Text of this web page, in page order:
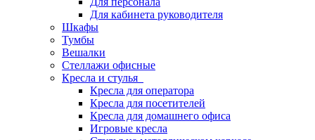
Для кабинета руководителя
Шкафы
Тумбы
Вешалки
Стеллажи офисные
Кресла и стулья
Кресла для оператора
Кресла для посетителей
Кресла для домашнего офиса
Игровые кресла